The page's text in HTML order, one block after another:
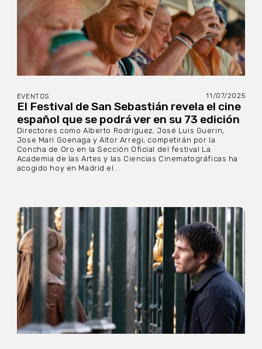
EVENTOS 11/07/2025
El Festival de San Sebastián revela el cine
español que se podrá ver en su 73 edición
Directores como Alberto Rodríguez, José Luis Guerin,
Jose Mari Goenaga y Aitor Arregi, competirán por la
Concha de Oro en la Sección Oficial del festival La
Academia de las Artes y las Ciencias Cinematográficas ha
acogido hoy en Madrid el...